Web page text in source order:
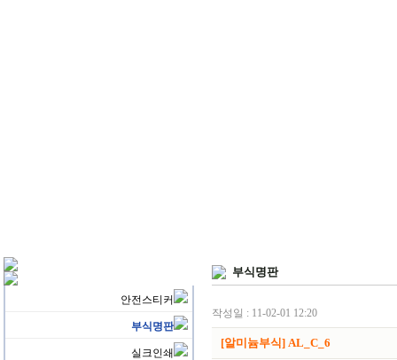
안전스티커
부식명판
실크인쇄
부식명판
작성일 : 11-02-01 12:20
[알미늄부식] AL_C_6